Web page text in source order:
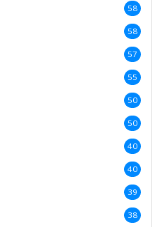
58
58
57
55
50
50
40
40
39
38